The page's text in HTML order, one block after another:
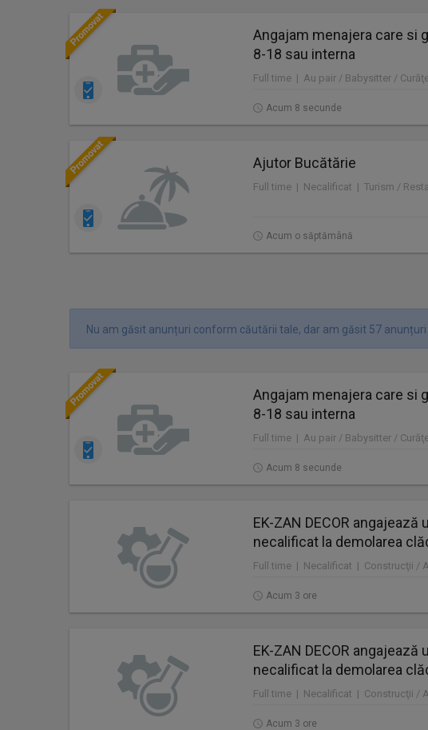
Angajam menajera care si
8-18 sau interna
Full time | Au pair / Babysitter /
Acum 8 secunde
Ajutor Bucătărie
Full time | Necalificat | Turism /
Acum o săptămână
Nu am găsit anunțuri conform căutării tale, dar am găsit 57
Angajam menajera care si
8-18 sau interna
Full time | Au pair / Babysitter /
Acum 8 secunde
EK-ZAN DECOR angajează
necalificat la demolarea
Full time | Necalificat | Construcţii /
Acum 3 ore
EK-ZAN DECOR angajează
necalificat la demolarea
Full time | Necalificat | Construcţii /
Acum 3 ore